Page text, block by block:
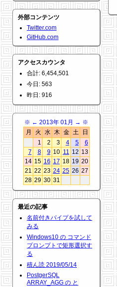
外部コンテンツ
Twitter.com
GitHub.com
アクセスカウンタ
合計: 6,454,501
今日: 563
昨日: 916
※ ← 2013年 01月 → ※
月
火 水 木 金 土
日
1
2 3 4 5
6
7
8 9 10 11 12 13
14 15 16 17 18 19 20
21 22 23 24 25 26 27
28 29 30 31
最近の記事
名前付きパイプを試して
みる
Windows10 の コマンド
プロンプトで矩形選択す
る
積ん読 2019/05/14
PostgerSQL
ARRAY_AGG の と